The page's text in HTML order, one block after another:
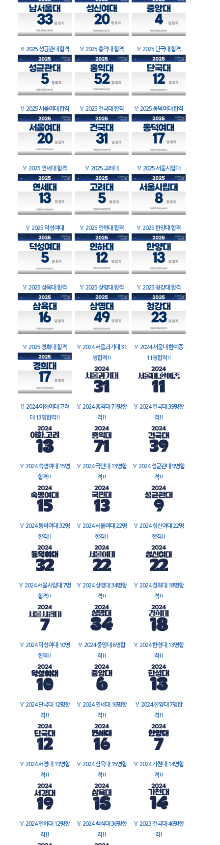
🏅 2025 성균관대 합격 🏅 2025 홍익대 합격 🏅 2025 단국대 합격
🏅 2025 서울여대 합격 🏅 2025 건국대 합격 🏅 2025 동덕여대 합격
🏅 2025 연세대 합격 🏅 2025 고려대 🏅 2025 서울시립대
🏅 2025 덕성여대 🏅 2025 인하대 합격 🏅 2025 한양대 합격
🏅 2025 삼육대 합격 🏅 2025 상명대 합격 🏅 2025 청강대 합격
🏅 2025 경희대 합격 🏅 2024 서울과기대 31
명합격!!
🏅 2024 서울대 한예종
11명합격!!
🏅 2024 이화여대 고려
대 13명합격!!
🏅 2024 홍익대 71명합
격!!
🏅 2024 건국대 39명합
격!!
🏅 2024 숙명여대 15명
합격!!
🏅 2024 국민대 13명합
격!!
🏅 2024 성균관대 9명합
격!!
🏅 2024 동덕여대 32명
합격!!
🏅 2024 서울여대 22명
합격!!
🏅 2024 성신여대 22명
합격!!
🏅 2024 서울시립대 7명
합격!!
🏅 2024 상명대 34명합
격!!
🏅 2024 경희대 18명합
격!!
🏅 2024 덕성여대 10명
합격!!
🏅 2024 중앙대 6명합
격!!
🏅 2024 한성대 13명합
격!!
🏅 2024 단국대 12명합
격!!
🏅 2024 연세대 16명합
격!!
🏅 2024 한양대 7명합
격!!
🏅 2024 서경대 19명합
격!!
🏅 2024 삼육대 15명합
격!!
🏅 2024 가천대 14명합
격!!
🏅 2024 인하대 12명합
격!!
🏅 2024 백석대 36명합
격!!
🏅 2023 건국대 46명합
격!